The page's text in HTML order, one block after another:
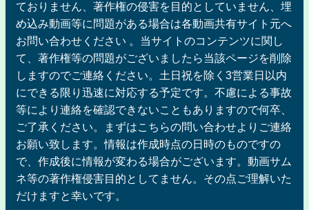
ておりません、著作権の侵害を目的としていません、埋
め込み動画等に問題がある場合は各動画共有サイト元へ
お問い合わせください 。当サイトのコンテンツに関し
て、著作権等の問題がございましたら当該ページを削除
しますのでご連絡ください。土日祝を除く3営業日以内
にできる限り迅速に対応する予定です。不慮による事故
等により連絡を確認できないこともありますので何卒、
ご了承ください。まずはこちらの問い合わせよりご連絡
お願い致します。情報は作成時点の日時のものですの
で、作成後に情報が変わる場合がございます。動画サム
ネ等の著作権侵害目的としてません。その点ご理解いた
だけますと幸いです。